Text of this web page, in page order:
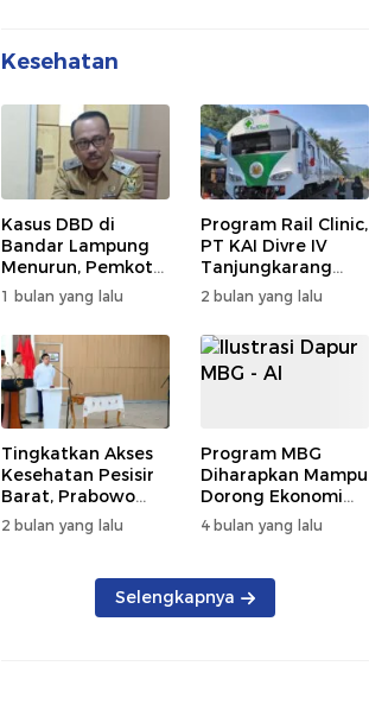
Kesehatan
Kasus DBD di
Bandar Lampung
Menurun, Pemkot
Genjot PSN
Wujudkan Nol
Kematian
1 bulan yang lalu
Program Rail Clinic,
PT KAI Divre IV
Tanjungkarang
Beri Layanan
Kesehatan Gratis
250 Warga
2 bulan yang lalu
Tingkatkan Akses
Kesehatan Pesisir
Barat, Prabowo
Resmikan RSUD KH
Muhammad Thohir
2 bulan yang lalu
Program MBG
Diharapkan Mampu
Dorong Ekonomi
Daerah, DPRD
Lampung Tekankan
Produk Lokal
4 bulan yang lalu
Selengkapnya